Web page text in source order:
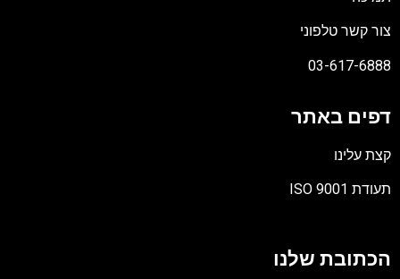
צור קשר טלפוני
03-617-6888
דפים באתר
קצת עלינו
תעודת ISO 9001
PDF
הכתובת שלנו